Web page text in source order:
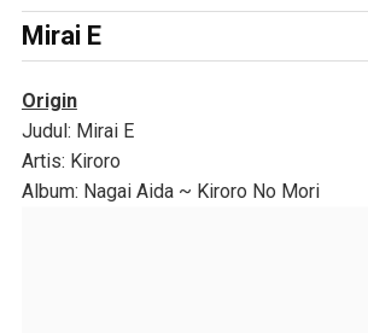
Mirai E
Origin
Judul : Mirai E
Artis: Kiroro
Album: Nagai Aida ~ Kiroro No Mori